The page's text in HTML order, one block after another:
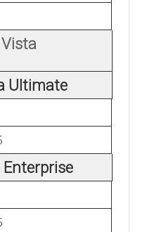
Ultimate